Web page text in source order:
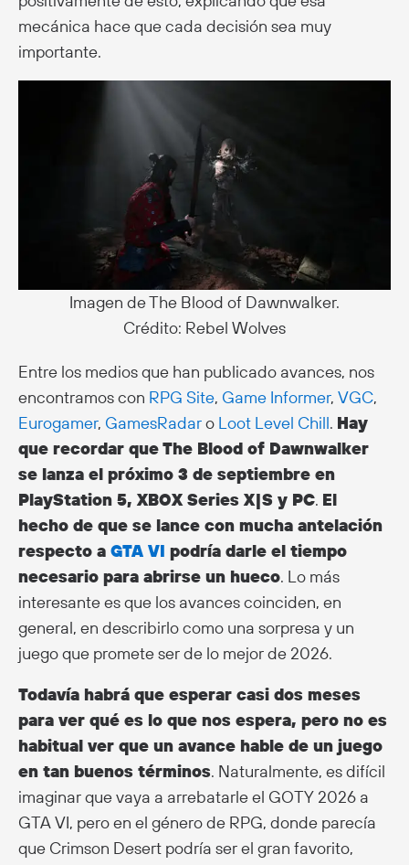
mecánica hace que cada decisión sea muy
importante.
Imagen de The Blood of Dawnwalker.
Crédito: Rebel Wolves
Entre los medios que han publicado avances, nos
encontramos con RPG Site, Game Informer, VGC,
Eurogamer, GamesRadaro Loot Level Chill. Hay
que recordar que The Blood of Dawnwalker
se lanza el próximo 3 de septiembre en
PlayStation 5, XBOX Series X|S y PC. El
hecho de que se lance con mucha antelación
respecto a GTA VI podría darle el tiempo
necesario para abrirse un hueco. Lo más
interesante es que los avances coinciden, en
general, en describirlo como una sorpresa y un
juego que promete ser de lo mejor de 2026.
Todavía habrá que esperar casi dos meses
para ver qué es lo que nos espera, pero no es
habitual ver que un avance hable de un juego
en tan buenos términos. Naturalmente, es difícil
imaginar que vaya a arrebatarle el GOTY 2026 a
GTA VI, pero en el género de RPG, donde parecía
que Crimson Desert podría ser el gran favorito,